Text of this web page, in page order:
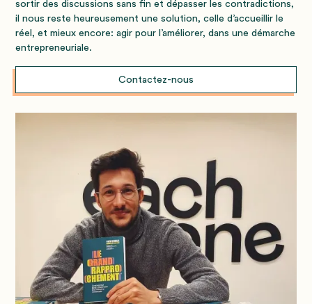
sortir des discussions sans fin et dépasser les contradictions,
il nous reste heureusement une solution, celle d’accueillir le
réel, et mieux encore: agir pour l’améliorer, dans une démarche
entrepreneuriale.
Contactez-nous